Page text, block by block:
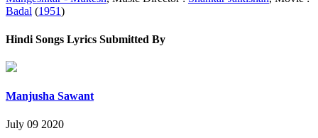
Badal (1951)
Hindi Songs Lyrics Submitted By
Manjusha Sawant
July 09 2020